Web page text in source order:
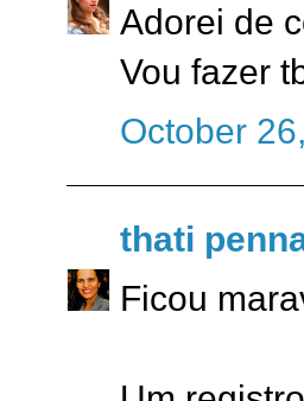
Adorei de
Vou fazer
October
thati
Ficou